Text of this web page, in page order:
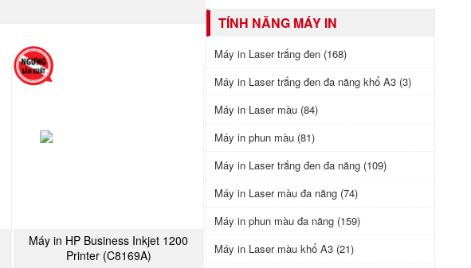
Máy in HP Business Inkjet 1200
Printer (C8169A)
MUA NGAY
TÍNH NĂNG MÁY IN
Máy in Laser trắng đen (168)
Máy in Laser trắng đen đa năng khổ A3 (3)
Máy in Laser màu (84)
Máy in phun màu (81)
Máy in Laser trắng đen đa năng (109)
Máy in Laser màu đa năng (74)
Máy in phun màu đa năng (159)
Máy in Laser màu khổ A3 (21)